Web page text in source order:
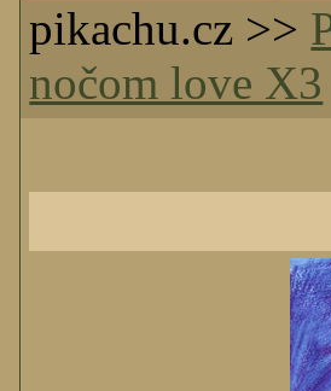
pikachu.cz >>
nočom love X3